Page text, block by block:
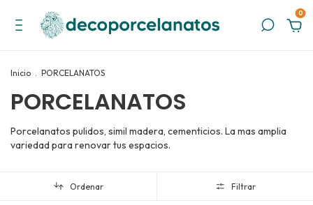
0
Inicio . PORCELANATOS
PORCELANATOS
Porcelanatos pulidos, simil madera, cementicios. La mas amplia
variedad para renovar tus espacios.
Ordenar Filtrar